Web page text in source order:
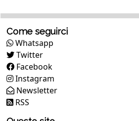
Come seguirci
Whatsapp
Twitter
Facebook
Instagram
Newsletter
RSS